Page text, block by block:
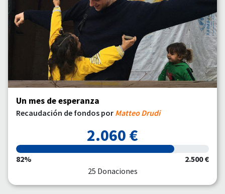
Un mes de esperanza
Recaudación de fondos por Matteo Drudi
2.060 €
82%
2.500 €
25 Donaciones